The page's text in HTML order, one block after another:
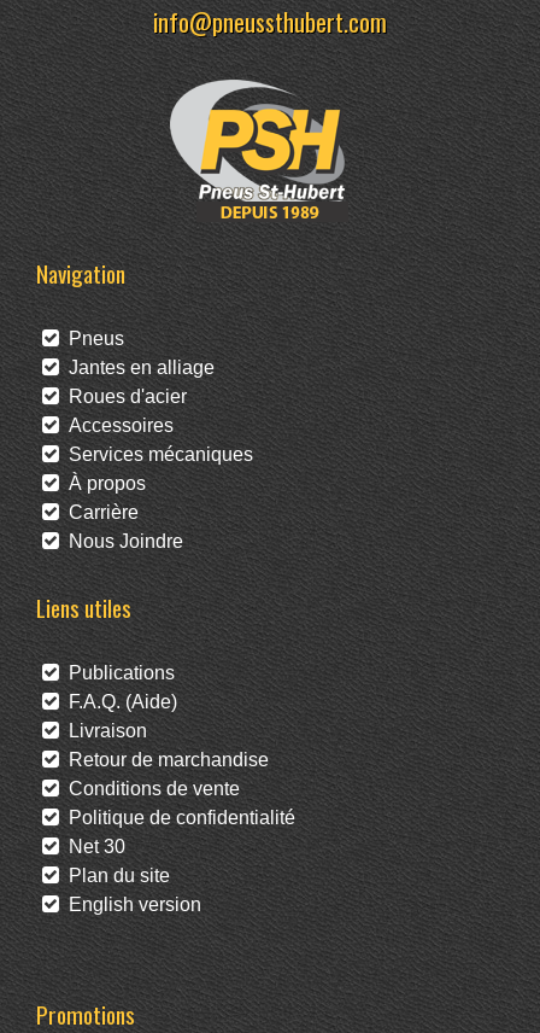
info@pneussthubert.com
Navigation
Pneus
Jantes en alliage
Roues d'acier
Accessoires
Services mécaniques
À propos
Carrière
Nous Joindre
Liens utiles
Publications
F.A.Q. (Aide)
Livraison
Retour de marchandise
Conditions de vente
Politique de confidentialité
Net 30
Plan du site
English version
Promotions